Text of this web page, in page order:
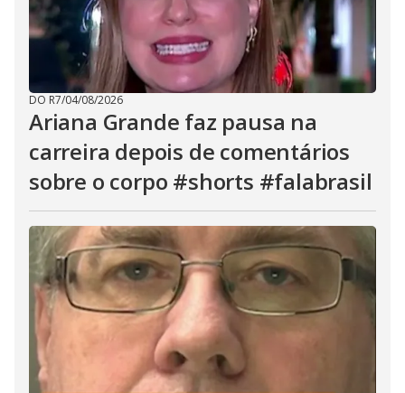
DO R7/04/08/2026
Ariana Grande faz pausa na
carreira depois de comentários
sobre o corpo #shorts #falabrasil